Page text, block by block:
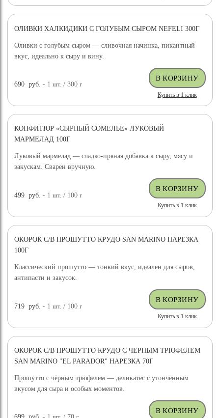
ОЛИВКИ ХАЛКИДИКИ С ГОЛУБЫМ СЫРОМ NEFELI 300Г
Оливки с голубым сыром — сливочная начинка, пикантный
вкус, идеально к сыру и вину.
690 руб. - 1шт. / 300г
Купить в 1 клик
КОНФИТЮР «СЫРНЫЙ СОМЕЛЬЕ» ЛУКОВЫЙ
МАРМЕЛАД 100Г
Луковый мармелад — сладко-пряная добавка к сыру, мясу и
закускам. Сварен вручную.
499 руб. - 1шт. / 100г
Купить в 1 клик
ОКОРОК С/В ПРОШУТТО КРУДО SAN MARINO НАРЕЗКА
100Г
Классический прошутто — тонкий вкус, идеален для сыров,
антипасти и закусок.
719 руб. - 1шт. / 100г
Купить в 1 клик
ОКОРОК С/В ПРОШУТТО КРУДО С ЧЕРНЫМ ТРЮФЕЛЕМ
SAN MARINO "EL PARADOR" НАРЕЗКА 70Г
Прошутто с чёрным трюфелем — деликатес с утончённым
вкусом для сыра и особых моментов.